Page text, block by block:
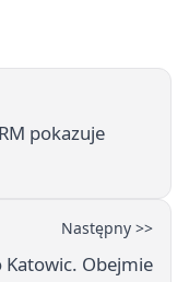
pokazuje
Następny >>
Katowic. Obejmie